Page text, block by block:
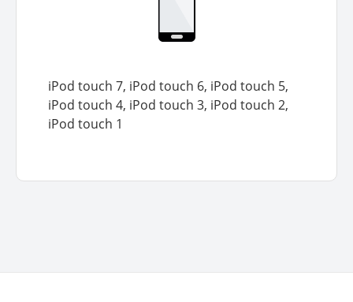
iPod touch 7, iPod touch 6, iPod touch 5,
iPod touch 4, iPod touch 3, iPod touch 2,
iPod touch 1